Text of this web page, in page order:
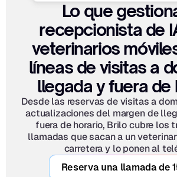
Lo que
recepcionista de
veterinarios
líneas de visitas a
llegada y fuera de
Desde las reservas de visitas a
actualizaciones del margen de
fuera de horario, Brilo cubre los
llamadas que sacan a un
carretera y lo ponen al
Reserva una llamada de